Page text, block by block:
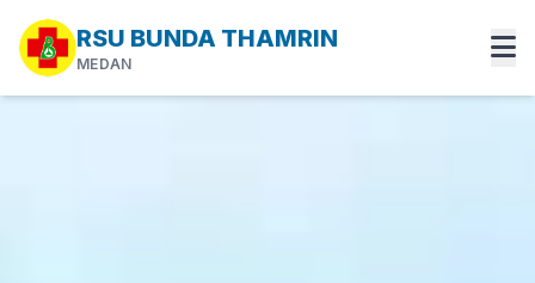
RSU BUNDA THAMRIN
MEDAN